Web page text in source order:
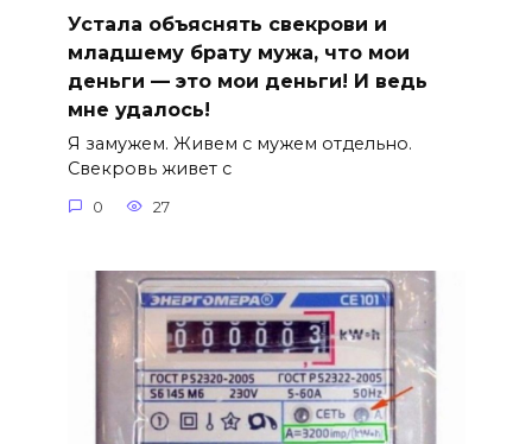
Устала объяснять свекрови и
младшему брату мужа, что мои
деньги — это мои деньги! И ведь
мне удалось!
Я замужем. Живем с мужем отдельно.
Свекровь живет с
0 27